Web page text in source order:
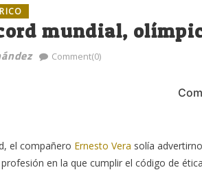
mundial,
Comment(0)
el compañero Ernesto Vera solía
en la que cumplir el código de